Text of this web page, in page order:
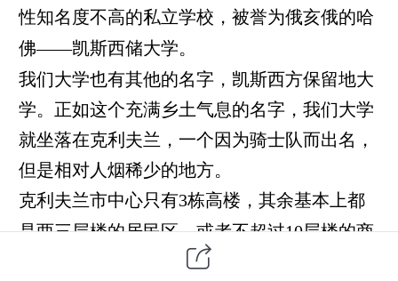
性知名度不高的私立学校，被誉为俄亥俄的哈
佛——凯斯西储大学。
我们大学也有其他的名字，凯斯西方保留地大
学。正如这个充满乡土气息的名字，我们大学
就坐落在克利夫兰，一个因为骑士队而出名，
但是相对人烟稀少的地方。
克利夫兰市中心只有3栋高楼，其余基本上都
是两三层楼的居民区，或者不超过10层楼的商
业中心。克利夫兰黑人率很高，华人餐馆在靠